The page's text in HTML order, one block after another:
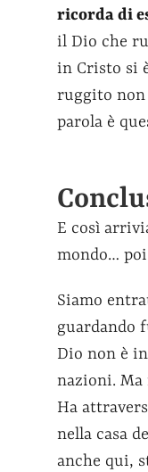
ricorda di
il Dio che
in Cristo si
ruggito non
parola è
E così
mondo…
Siamo
guardando
Dio non è
nazioni.
Ha
nella casa
anche qui,